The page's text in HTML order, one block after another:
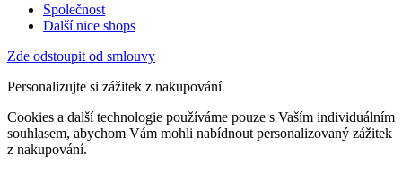
Společnost
Další nice shops
Zde odstoupit od smlouvy
Personalizujte si zážitek z nakupování
Cookies a další technologie používáme pouze s Vaším individuálním
souhlasem, abychom Vám mohli nabídnout personalizovaný zážitek
z nakupování.